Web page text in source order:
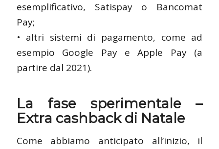
esemplificativo, Satispay o Bancomat
Pay;
• altri sistemi di pagamento, come ad
esempio Google Pay e Apple Pay (a
partire dal 2021).
La fase sperimentale –
Extra cashback di Natale
Come abbiamo anticipato all’inizio, il